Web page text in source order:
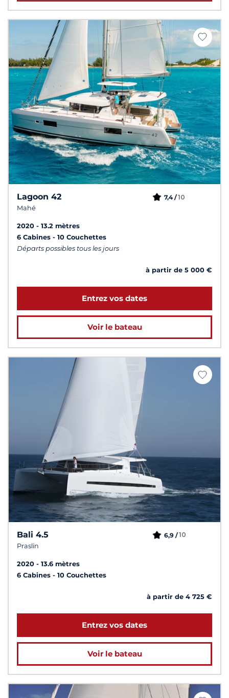
Lagoon 42
Mahé
7,4 /10
2020
13.2 mètres
6 Cabines
10 Couchettes
Départs possibles tous les jours
à partir de 5 000 €
Entrez vos dates
Voir le bateau
Bali 4.5
Praslin
6,9 /10
2020
13.6 mètres
6 Cabines
10 Couchettes
à partir de 4 725 €
Entrez vos dates
Voir le bateau